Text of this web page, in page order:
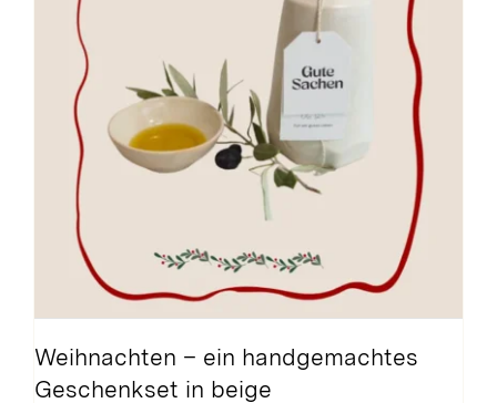
Weihnachten – ein handgemachtes
Geschenkset in beige